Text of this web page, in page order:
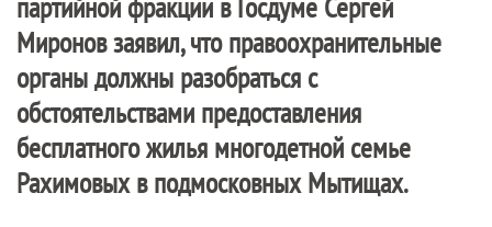
Миронов заявил, что правоохранительные
органы должны разобраться с
обстоятельствами предоставления
бесплатного жилья многодетной семье
Рахимовых в подмосковных Мытищах.